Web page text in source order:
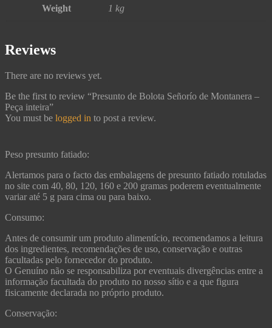
Weight 1 kg
Reviews
There are no reviews yet.
Be the first to review “Presunto de Bolota Señorío de Montanera –
Peça inteira”
You must be logged in to post a review.
Peso presunto fatiado:
Alertamos para o facto das embalagens de presunto fatiado rotuladas
no site com 40, 80, 120, 160 e 200 gramas poderem eventualmente
variar até 5 g para cima ou para baixo.
Consumo:
Antes de consumir um produto alimentício, recomendamos a leitura
dos ingredientes, recomendações de uso, conservação e outras
facultadas pelo fornecedor do produto.
O Genuíno não se responsabiliza por eventuais divergências entre a
informação facultada do produto no nosso sítio e a que figura
fisicamente declarada no próprio produto.
Conservação: